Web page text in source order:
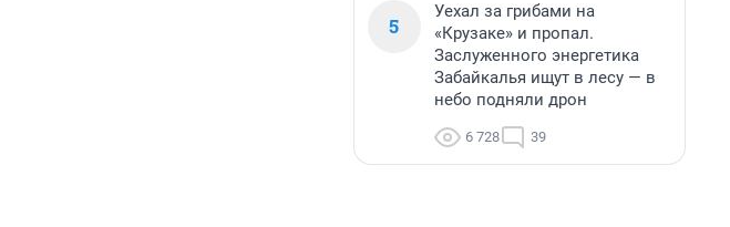
5
Уехал за грибами на
«Крузаке» и пропал.
Заслуженного энергетика
Забайкалья ищут в лесу — в
небо подняли дрон
6 728 39